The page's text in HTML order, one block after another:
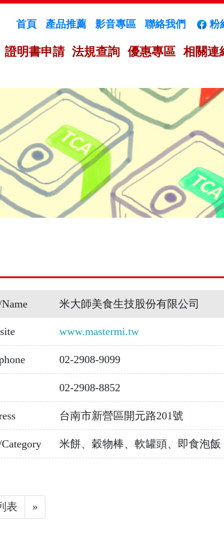
證明書申請 法規查詢 優惠專區 相關連
首頁 產品推薦 影音專區 聯絡我們 粉
米大師美食生技股份有限公司
www.mastermi.tw
02-2908-9099
02-2908-8852
台南市新營區開元路201號
米餅、穀物棒、軟罐頭、即食泡飯
表 »